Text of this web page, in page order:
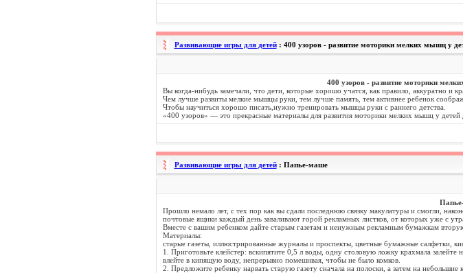
Развивающие игры для детей : 400 узоров - развитие моторики мелких мышц у
400 узоров - развитие моторики
Вы когда-нибудь замечали, что дети, которые хорошо учатся, как правило, аккуратно и
Чем лучше развиты мелкие мышцы руки, тем лучше память, тем активнее ребенок
Чтобы научиться хорошо писать,нужно тренировать мышцы руки с раннего детства.
«400 узоров» — это прекрасные материалы для развития моторики мелких мышц у детей
Развивающие игры для детей : Папье-маше
Прошло немало лет, с тех пор как вы сдали последнюю связку макулатуры и смогли,
почтовые ящики каждый день заваливают горой рекламных листков, от которых уже с
Вместе с вашим ребенком дайте старым газетам и ненужным рекламным бумажкам
Материалы:
старые газеты, иллюстрированные журналы и проспекты, цветные бумажные салфетки,
1. Приготовьте клейстер: вскипятите 0,5 л воды, одну столовую ложку крахмала
влейте в кипящую воду, непрерывно помешивая, чтобы не было комков.
2. Предложите ребенку нарвать старую газету сначала на полоски, а затем на